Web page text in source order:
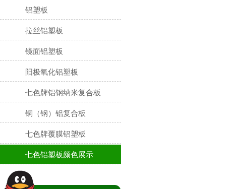
铝塑板
拉丝铝塑板
镜面铝塑板
阳极氧化铝塑板
七色牌铝钢纳米复合板
铜（钢）铝复合板
七色牌覆膜铝塑板
七色铝塑板颜色展示